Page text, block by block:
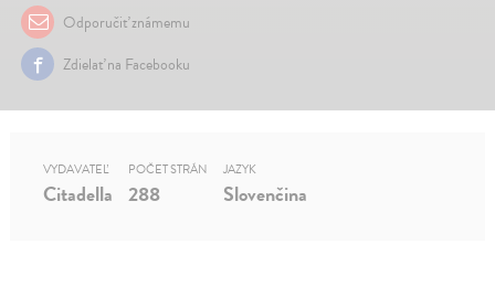
Odporučiť známemu
Zdielať na Facebooku
VYDAVATEĽ
Citadella
POČET STRÁN
288
JAZYK
Slovenčina